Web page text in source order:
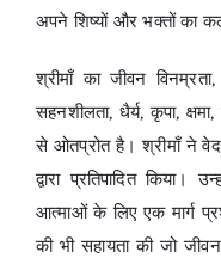
अपने शिष्यों और भक्तों का
श्रीमाँ का जीवन
सहनशीलता, धैर्य, कृपा,
से ओतप्रोत है। श्रीमाँ ने
द्वारा प्रतिपादित किया।
आत्माओं के लिए एक मार्ग
की भी सहायता की जो